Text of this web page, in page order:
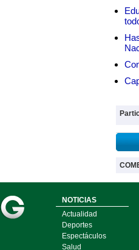
NOTICIAS
Actualidad
Deportes
Espectáculos
Salud